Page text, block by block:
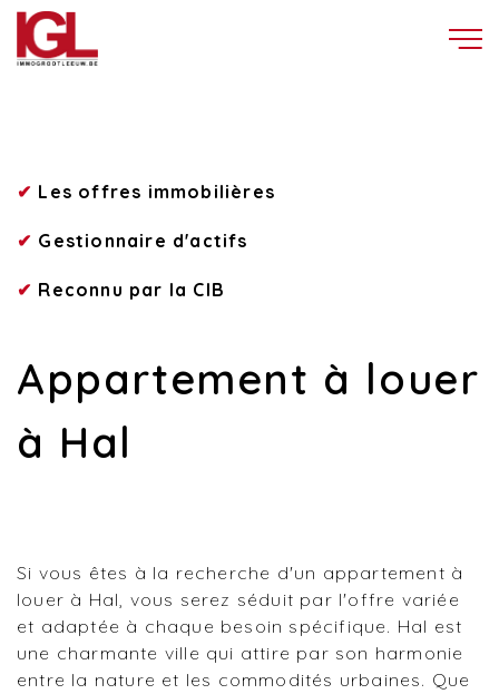
✔ Les offres immobilières
✔ Gestionnaire d'actifs
✔ Reconnu par la CIB
Appartement à louer
à Hal
Si vous êtes à la recherche d'un appartement à
louer à Hal, vous serez séduit par l'offre variée
et adaptée à chaque besoin spécifique. Hal est
une charmante ville qui attire par son harmonie
entre la nature et les commodités urbaines. Que